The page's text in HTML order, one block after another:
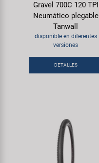
Gravel 700C 120 TPI
Neumático plegable
Tanwall
disponible en diferentes
versiones
DETALLES